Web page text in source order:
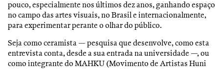
pouco, especialmente nos últimos dez anos, ganhando espaço
no campo das artes visuais, no Brasil e internacionalmente,
para experimentar perante o olhar do público.
Seja como ceramista — pesquisa que desenvolve, como esta
entrevista conta, desde a sua entrada na universidade —, ou
como integrante do MAHKU (Movimento de Artistas Huni